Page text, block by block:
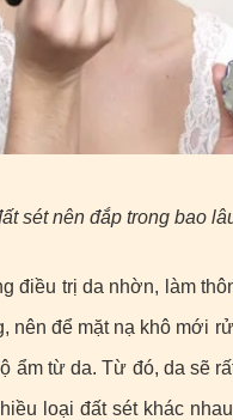
sét nên đắp trong bao
điều trị da nhờn, làm
nên để mặt nạ khô mới
ẩm từ da. Từ đó, da sẽ
loại đất sét khác